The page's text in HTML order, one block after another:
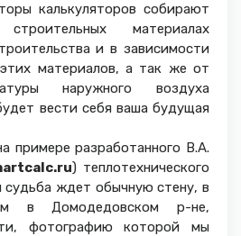
калькуляторов собирают
материалах
и в зависимости
материалов, а так же от
наружного воздуха
вести себя ваша будущая
примере разработанного В.А.
) теплотехнического
судьба ждет обычную стену, в
в Домодедовском р-не,
фотографию которой мы